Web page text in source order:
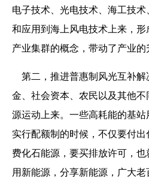
电子技术、光电技术、海工技
和应用到海上风电技术上来，
产业集群的概念，带动了产业的
第二， 推进普惠制风光互补解
金、社会资本 、农民以及其他不
源运动上来。 一些高耗能的基站
实行配额制的时候，不仅要付
费化石能源，要买排放许可，
用新能源，分享新能源，广大